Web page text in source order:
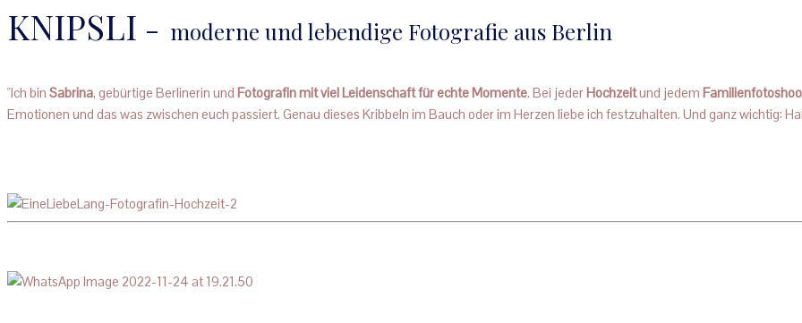
KNIPSLI - moderne und lebendige Fotografie aus Berlin
"Ich bin Sabrina, gebürtige Berlinerin und Fotografin mit viel Leidenschaft für echte Momente. Bei jederHochzeitund jedem
Emotionen und das was zwischen euch passiert. Genau dieses Kribbeln im Bauch oder im Herzen liebe ich festzuhalten. Und ganz wichtig: